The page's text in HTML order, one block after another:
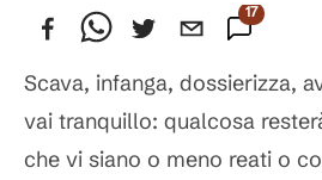
17
Scava, infanga, dossierizza,
vai tranquillo: qualcosa
che vi siano o meno reati o